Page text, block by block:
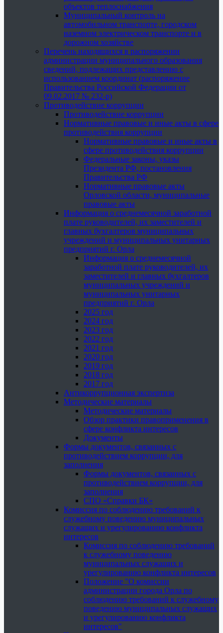
объектов теплоснабжения
Муниципальный контроль на
автомобильном транспорте, городском
наземном электрическом транспорте и в
дорожном хозяйстве
Перечень находящихся в распоряжении
администрации муниципального образования
сведений, подлежащих представлению с
использованием координат (распоряжение
Правительства Российской Федерации от
09.02.2017 № 232-р)
Противодействие коррупции
Противодействие коррупции
Нормативные правовые и иные акты в сфере
противодействия коррупции
Нормативные правовые и иные акты в
сфере противодействия коррупции
Федеральные законы, указы
Президента РФ, постановления
Правительства РФ
Нормативные правовые акты
Орловской области, муниципальные
правовые акты
Информация о среднемесячной заработной
плате руководителей, их заместителей и
главных бухгалтеров муниципальных
учреждений и муниципальных унитарных
предприятий г. Орла
Информация о среднемесячной
заработной плате руководителей, их
заместителей и главных бухгалтеров
муниципальных учреждений и
муниципальных унитарных
предприятий г. Орла
2025 год
2024 год
2023 год
2022 год
2021 год
2020 год
2019 год
2018 год
2017 год
Антикоррупционная экспертиза
Методические материалы
Методические материалы
Обзор практики правоприменения в
сфере конфликта интересов
Документы
Формы документов, связанных с
противодействием коррупции, для
заполнения
Формы документов, связанных с
противодействием коррупции, для
заполнения
СПО «Справки БК»
Комиссия по соблюдению требований к
служебному поведению муниципальных
служащих и урегулированию конфликта
интересов
Комиссия по соблюдению требований
к служебному поведению
муниципальных служащих и
урегулированию конфликта интересов
Положение "О комиссии
администрации города Орла по
соблюдению требований к служебному
поведению муниципальных служащих
и урегулированию конфликта
интересов"